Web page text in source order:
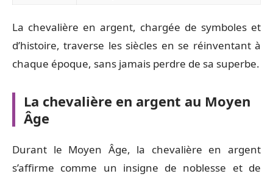
La chevalière en argent, chargée de symboles et
d’histoire, traverse les siècles en se réinventant à
chaque époque, sans jamais perdre de sa superbe.
La chevalière en argent au Moyen
Âge
Durant le Moyen Âge, la chevalière en argent
s’affirme comme un insigne de noblesse et de